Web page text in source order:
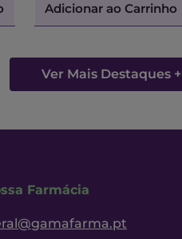
Adicionar ao Carrinho
Ver Mais Destaques +
Farmácia